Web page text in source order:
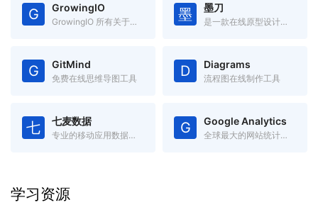
G GrowingIO
GrowingIO 所有关于「增长」的电子书 墨 墨刀
是一款在线原型设计与远程协作平台
G GitMind
免费在线思维导图工具 D Diagrams
流程图在线制作工具
七 七麦数据
专业的移动应用数据分析平台 G Google Analytics
全球最大的网站统计和分析工具
学习资源